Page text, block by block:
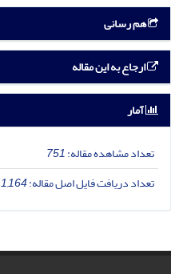
هم رسانی
ارجاع به این مقاله
آمار
تعداد مشاهده مقاله:751
تعداد دریافت فایل اصل مقاله:1,164